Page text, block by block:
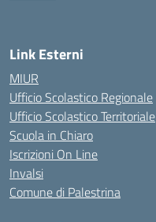
Link Esterni
MIUR
Ufficio Scolastico Regionale
Ufficio Scolastico Territoriale
Scuola in Chiaro
Iscrizioni On Line
Invalsi
Comune di Palestrina